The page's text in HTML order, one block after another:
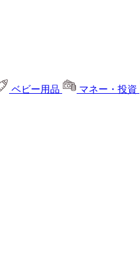
ベビー用品 マネー・投資